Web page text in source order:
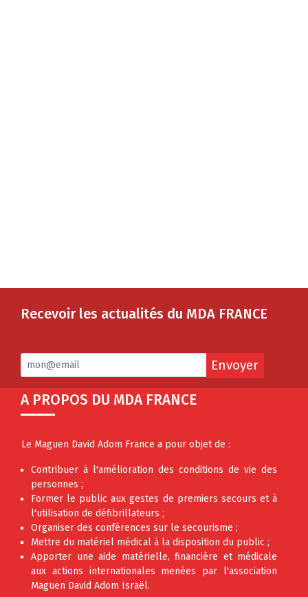
Recevoir les actualités du MDA FRANCE
Envoyer
A PROPOS DU MDA FRANCE
Le Maguen David Adom France a pour objet de :
Contribuer à l'amélioration des conditions de vie des
personnes ;
Former le public aux gestes de premiers secours et à
l'utilisation de défibrillateurs ;
Organiser des conférences sur le secourisme ;
Mettre du matériel médical à la disposition du public ;
Apporter une aide matérielle, financière et médicale
aux actions internationales menées par l'association
Maguen David Adom Israël.